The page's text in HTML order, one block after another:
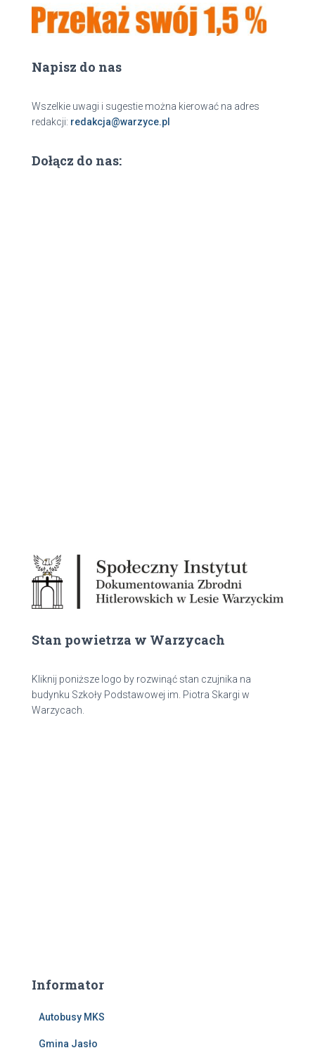
Napisz do nas
Wszelkie uwagi i sugestie można kierować na adres
redakcji: redakcja@warzyce.pl
Dołącz do nas:
Stan powietrza w Warzycach
Kliknij poniższe logo by rozwinąć stan czujnika na
budynku Szkoły Podstawowej im. Piotra Skargi w
Warzycach.
Informator
Autobusy MKS
Gmina Jasło